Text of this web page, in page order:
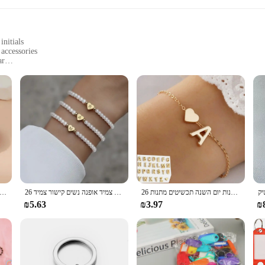
initials
their belongings
aspect of these tags allows you to add names, initials, or even
to withstand the rigors of daily use. The durable material ensures that
making them suitable for a wide range of items. The resilience of
show you care. The sets are available for wholesale, making them an
items.
26 ראשי תיבות אלפבית צמיד לב תכשיטים A-Z עבודת יד קריסה שם יד קלועה צמיד נשים נשים גברים חברות מתנות זוג מתנה 26 אותיות צמיד ראשוני לנשים דמוית פנינה צמיד אופנה נשים קישור צמיד wristband תכשיטים מתנה צמיד פנינה A-Z
₪5.63
26 אותיות אופנה אנגלית מכתב ראשון צמיד לב צמיד שם אישית צמידים בנות נשים בנות יום השנה תכשיטים מתנות
₪3.97